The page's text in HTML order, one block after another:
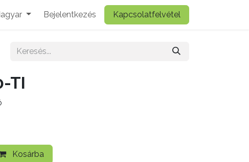
Bejelentkezés Kapcsolatfelvétel
TI
Kosárba